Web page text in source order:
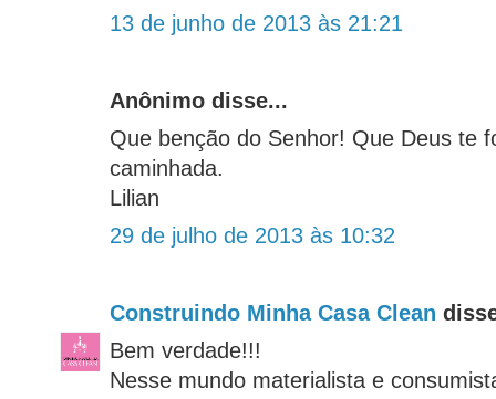
13 de junho de 2013 às 21:21
Anônimo disse...
Que benção do Senhor! Que Deus te
caminhada.
Lilian
29 de julho de 2013 às 10:32
Construindo Minha Casa Clean
Bem verdade!!!
Nesse mundo materialista e